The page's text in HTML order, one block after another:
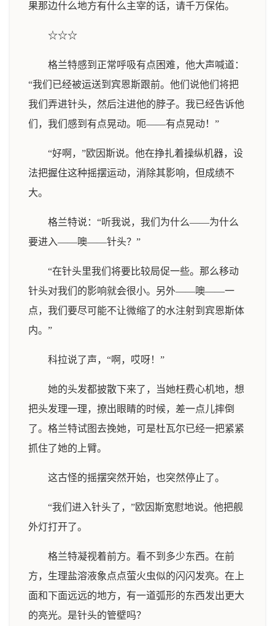
果那边什么地方有什么主宰的话，请千万保佑。
☆☆☆
格兰特感到正常呼吸有点困难，他大声喊道：
“我们已经被运送到宾恩斯跟前。他们说他们将把
我们弄进针头，然后注进他的脖子。我已经告诉他
们，我们感到有点晃动。呃——有点晃动！”
“好啊，”欧因斯说。他在挣扎着操纵机器，设
法把握住这种摇摆运动，消除其影响，但成绩不
大。
格兰特说：“听我说，我们为什么——为什么
要进入——噢——针头？”
“在针头里我们将要比较局促一些。那么移动
针头对我们的影响就会很小。另外——噢——一
点，我们要尽可能不让微缩了的水注射到宾恩斯体
内。”
科拉说了声，“啊，哎呀！”
她的头发都披散下来了，当她枉费心机地，想
把头发理一理，撩出眼睛的时候，差一点儿摔倒
了。格兰特试图去挽她，可是杜瓦尔已经一把紧紧
抓住了她的上臂。
这古怪的摇摆突然开始，也突然停止了。
“我们进入针头了，”欧因斯宽慰地说。他把舰
外灯打开了。
格兰特凝视着前方。看不到多少东西。在前
方，生理盐溶液象点点萤火虫似的闪闪发亮。在上
面和下面远远的地方，有一道弧形的东西发出更大
的亮光。是针头的管壁吗？